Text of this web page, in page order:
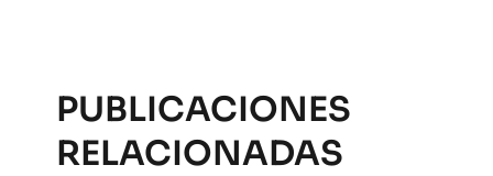
PUBLICACIONES
RELACIONADAS